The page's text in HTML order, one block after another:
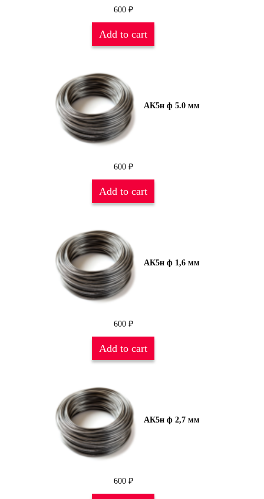
600 ₽
Add to cart
АК5н ф 5.0 мм
600 ₽
Add to cart
АК5н ф 1,6 мм
600 ₽
Add to cart
АК5н ф 2,7 мм
600 ₽